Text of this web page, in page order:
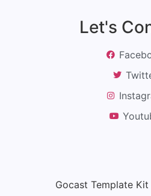
Let's
Gocast Template